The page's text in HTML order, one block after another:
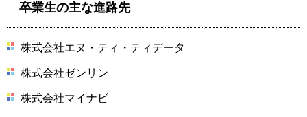
卒業生の主な進路先
株式会社エヌ・ティ・ティデータ
株式会社ゼンリン
株式会社マイナビ